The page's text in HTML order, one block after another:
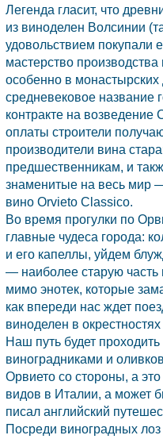
Легенда гласит, что
из виноделен Волсинии
удовольствием покупали
мастерство
особенно в монастырских
средневековое название
контракте на возведение
оплаты строители
производители вина
предшественникам, и
знаменитые на весь мир
вино Orvieto Classico.
Во время прогулки по
главные чудеса города:
и его капеллы, уйдем
— наиболее старую
мимо энотек, которые
как впереди нас ждет
виноделен в окрестностях
Наш путь будет
виноградниками и
Орвието со стороны, а
видов в Италии, а может
писал английский
Посреди виноградных